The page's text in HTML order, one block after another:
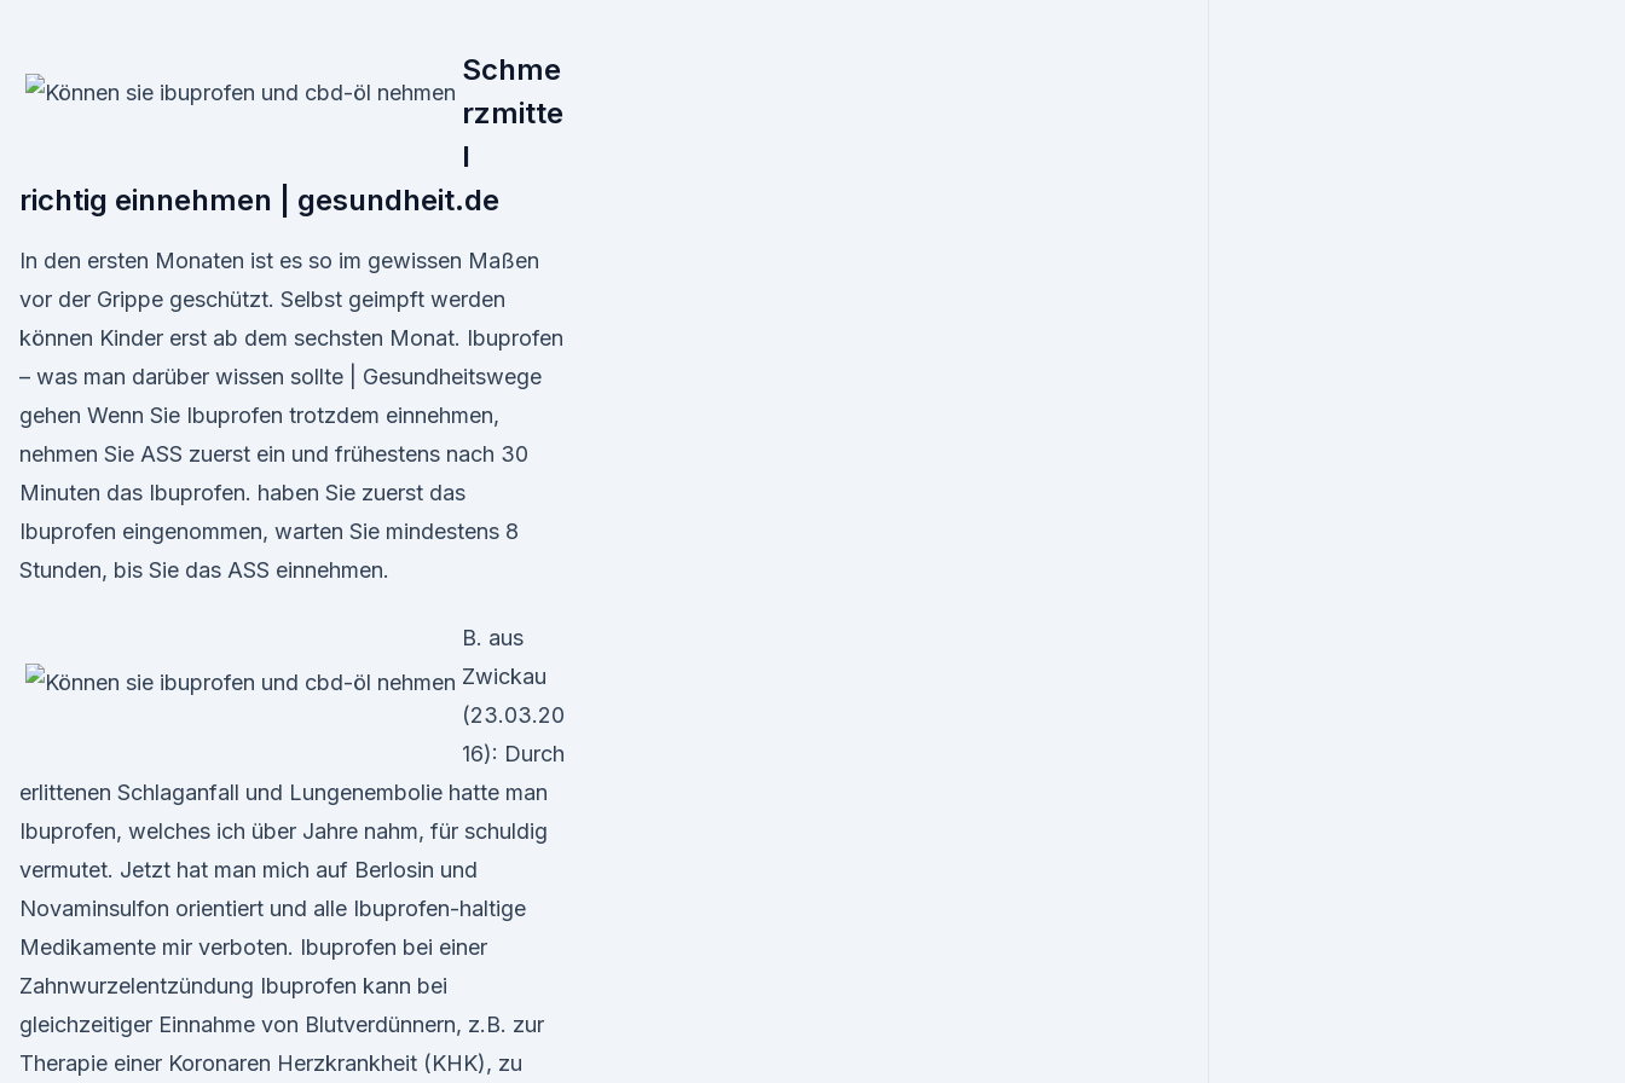
Schme
rzmitte
l
richtig einnehmen | gesundheit.de
In den ersten Monaten ist es so im gewissen Maßen
vor der Grippe geschützt. Selbst geimpft werden
können Kinder erst ab dem sechsten Monat. Ibuprofen
– was man darüber wissen sollte | Gesundheitswege
gehen Wenn Sie Ibuprofen trotzdem einnehmen,
nehmen Sie ASS zuerst ein und frühestens nach 30
Minuten das Ibuprofen. haben Sie zuerst das
Ibuprofen eingenommen, warten Sie mindestens 8
Stunden, bis Sie das ASS einnehmen.
B. aus
Zwickau
(23.03.20
16): Durch
erlittenen Schlaganfall und Lungenembolie hatte man
Ibuprofen, welches ich über Jahre nahm, für schuldig
vermutet. Jetzt hat man mich auf Berlosin und
Novaminsulfon orientiert und alle Ibuprofen-haltige
Medikamente mir verboten. Ibuprofen bei einer
Zahnwurzelentzündung Ibuprofen kann bei
gleichzeitiger Einnahme von Blutverdünnern, z.B. zur
Therapie einer Koronaren Herzkrankheit (KHK), zu